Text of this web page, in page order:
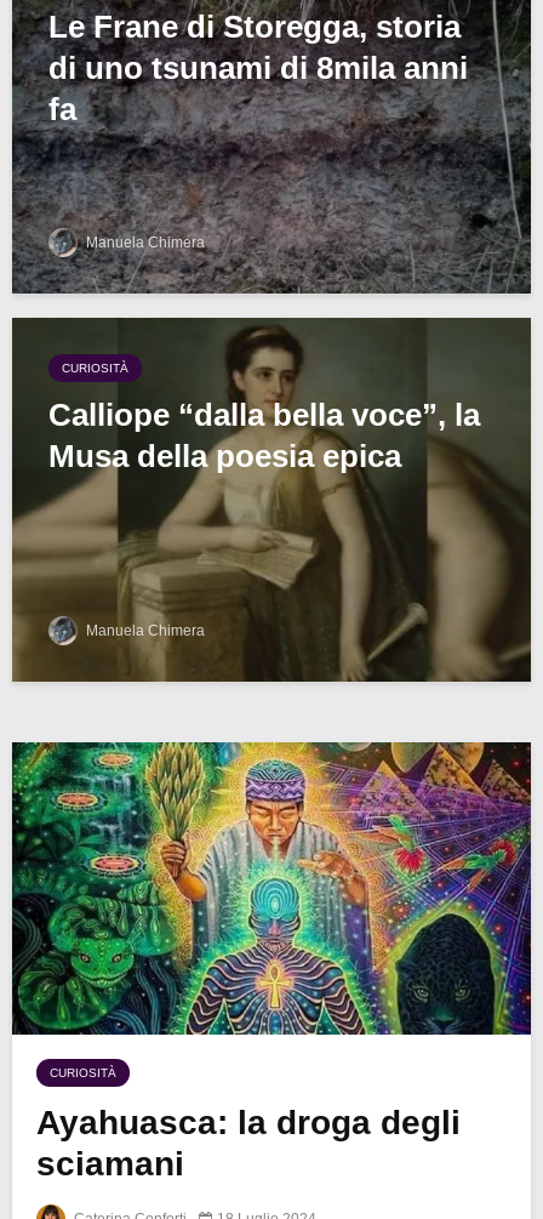
Le Frane di Storegga, storia
di uno tsunami di 8mila anni
fa
Manuela Chimera
CURIOSITÀ
Calliope “dalla bella voce”, la
Musa della poesia epica
Manuela Chimera
CURIOSITÀ
Ayahuasca: la droga degli
sciamani